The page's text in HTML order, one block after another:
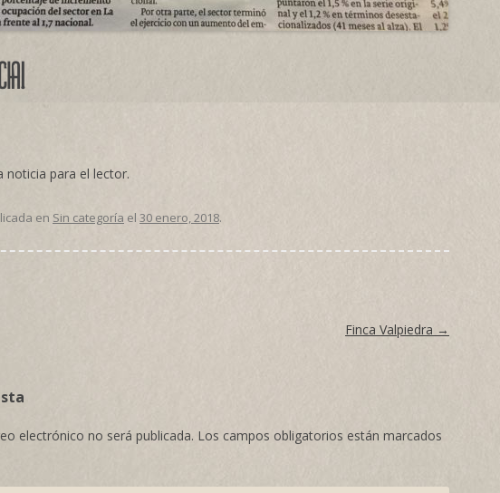
noticia para el lector.
en Sin categoría el 30 enero, 2018.
Finca Valpiedra →
electrónico no será publicada. Los campos obligatorios están marcados